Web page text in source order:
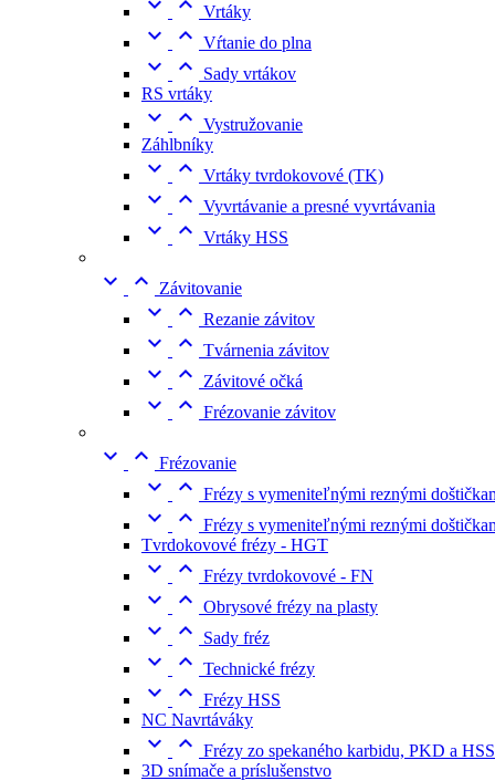
Vrtáky
  Vŕtanie do plna
 
Sady vrtákov
RS vrtáky
  Vystružovanie
Záhlbníky
  Vrtáky tvrdokovové (TK)
  Vyvrtávanie a presné vyvrtávania
  Vrtáky HSS
  Závitovanie
  Rezanie závitov
  Tvárnenia závitov
  Závitové očká
  Frézovanie závitov
  Frézovanie
  Frézy s vymeniteľnými reznými
  Frézy s vymeniteľnými reznými
Tvrdokovové frézy - HGT
  Frézy tvrdokovové - FN
  Obrysové frézy na plasty
  Sady fréz
  Technické frézy
  Frézy HSS
NC Navrtáváky
  Frézy zo spekaného karbidu, PKD a HSS
3D snímače a príslušenstvo